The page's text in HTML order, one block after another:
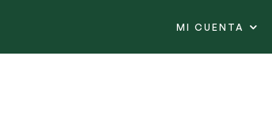
MI CUENTA